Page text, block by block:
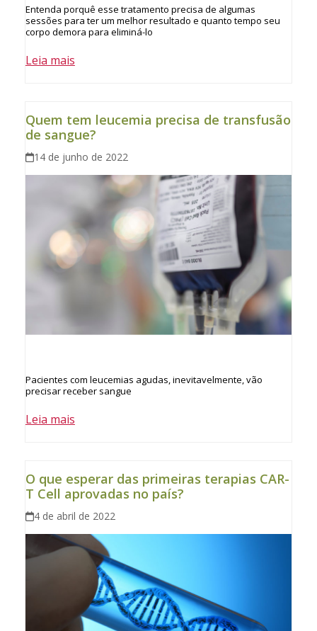
Entenda porquê esse tratamento precisa de algumas
sessões para ter um melhor resultado e quanto tempo seu
corpo demora para eliminá-lo
Leia mais
Quem tem leucemia precisa de transfusão
de sangue?
14 de junho de 2022
Pacientes com leucemias agudas, inevitavelmente, vão
precisar receber sangue
Leia mais
O que esperar das primeiras terapias CAR-
T Cell aprovadas no país?
4 de abril de 2022